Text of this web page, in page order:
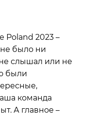
Poland 2023 –
не было ни
слышал или не
были
команда
А главное –